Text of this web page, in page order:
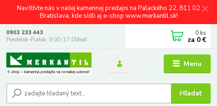
Navštívte nás v našej kamennej predajni na Palackého 22, 811 02
Bratislava, kde sídli aj e-shop www.merkantil.sk!
Menu
Hľadať
0903 233 443
Pondelok-Piatok: 9.00-17.00hod.
0 ks
za 0 €